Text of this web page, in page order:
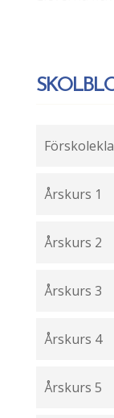
Årskurs 1
Årskurs 2
Årskurs 3
Årskurs 4
Årskurs 5